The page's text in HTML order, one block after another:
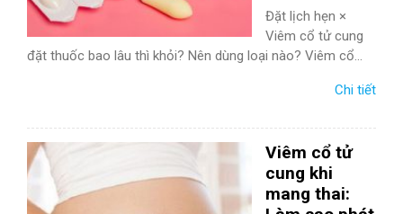
Đặt lịch hẹn ×
Viêm cổ tử cung
đặt thuốc bao lâu thì khỏi? Nên dùng loại nào? Viêm cổ...
Chi tiết
Viêm cổ tử
cung khi
mang thai: